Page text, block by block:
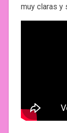
muy claras y